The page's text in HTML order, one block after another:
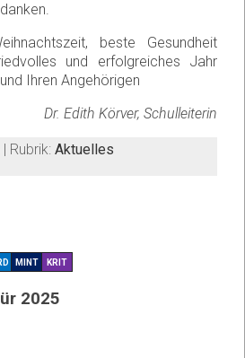
beste Gesundheit
und erfolgreiches Jahr
Ihren Angehörigen
Dr. Edith Körver, Schulleiterin
Rubrik: Aktuelles
MINT KRIT
2025